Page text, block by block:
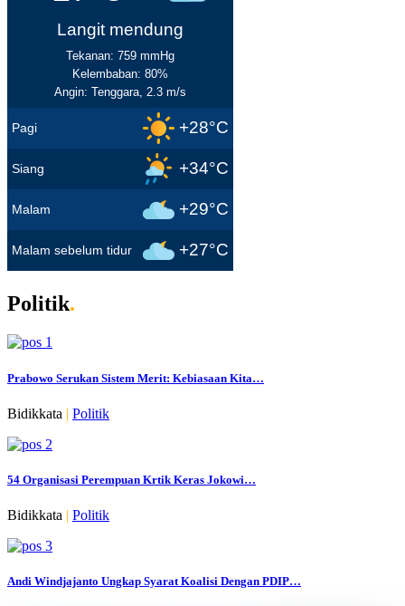
Langit mendung
Tekanan: 759 mmHg
Kelembaban: 80%
Angin: Tenggara, 2.3 m/s
Pagi +28°C
Siang +34°C
Malam +29°C
Malam sebelum tidur +27°C
Politik.
Prabowo Serukan Sistem Merit: Kebiasaan Kita…
Bidikkata | Politik
54 Organisasi Perempuan Krtik Keras Jokowi…
Bidikkata | Politik
Andi Windjajanto Ungkap Syarat Koalisi Dengan PDIP…